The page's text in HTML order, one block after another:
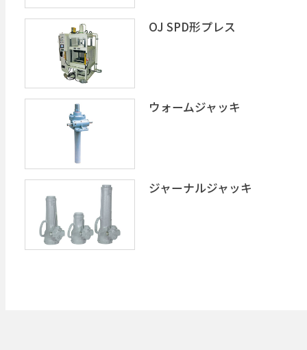
OJ SPD形プレス
ウォームジャッキ
ジャーナルジャッキ